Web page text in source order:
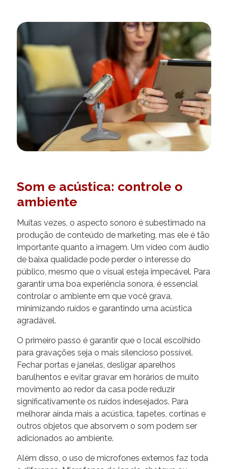
Som e acústica: controle o
ambiente
Muitas vezes, o aspecto sonoro é subestimado na
produção de conteúdo de marketing, mas ele é tão
importante quanto a imagem. Um vídeo com áudio
de baixa qualidade pode perder o interesse do
público, mesmo que o visual esteja impecável. Para
garantir uma boa experiência sonora, é essencial
controlar o ambiente em que você grava,
minimizando ruídos e garantindo uma acústica
agradável.
O primeiro passo é garantir que o local escolhido
para gravações seja o mais silencioso possível.
Fechar portas e janelas, desligar aparelhos
barulhentos e evitar gravar em horários de muito
movimento ao redor da casa pode reduzir
significativamente os ruídos indesejados. Para
melhorar ainda mais a acústica, tapetes, cortinas e
outros objetos que absorvem o som podem ser
adicionados ao ambiente.
Além disso, o uso de microfones externos faz toda